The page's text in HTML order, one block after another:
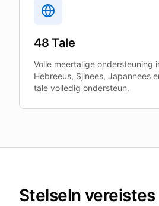
48 Tale
Volle meertalige ondersteuning
Hebreeus, Sjinees, Japannees
tale volledig ondersteun.
Stelseln vereistes